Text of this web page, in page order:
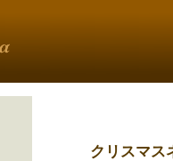
クリスマス